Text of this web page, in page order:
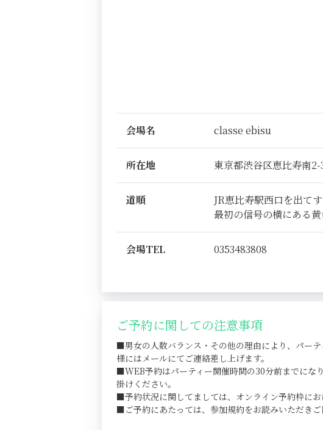
会場名 classe ebisu
所在地 東京都渋谷区恵比寿南
道順
JR恵比寿駅西口を出て
最初の信号の横にある
会場TEL 0353483808
ご予約に関しての注意事項
■男女の人数バランス・その他の理由により、パー
様にはメールにてご連絡差し上げます。
■WEB予約はパーティー開催時間の30分前までにな
掛けください。
■予約状況に関してましては、オンライン予約枠に
■ご予約にあたっては、参加規約をお読みいただきご